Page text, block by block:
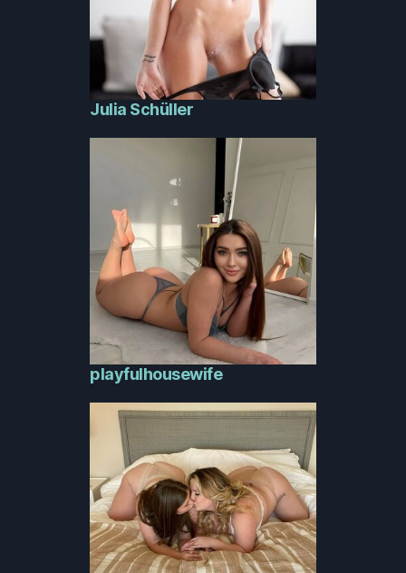
Julia Schüller
playfulhousewife